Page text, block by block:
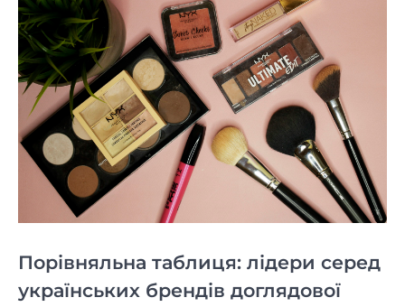
Порівняльна таблиця: лідери серед
українських брендів доглядової